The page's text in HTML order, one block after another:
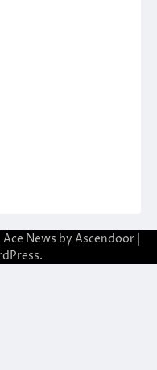
News by Ascendoor|
.